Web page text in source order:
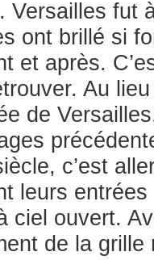
Versailles fut
ont brillé si
et après.
Au
de
c’est
leurs
ciel ouvert.
de la